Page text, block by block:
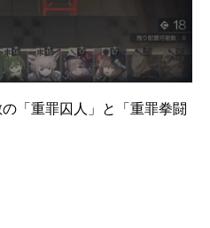
「重罪囚人」と「重罪拳闘